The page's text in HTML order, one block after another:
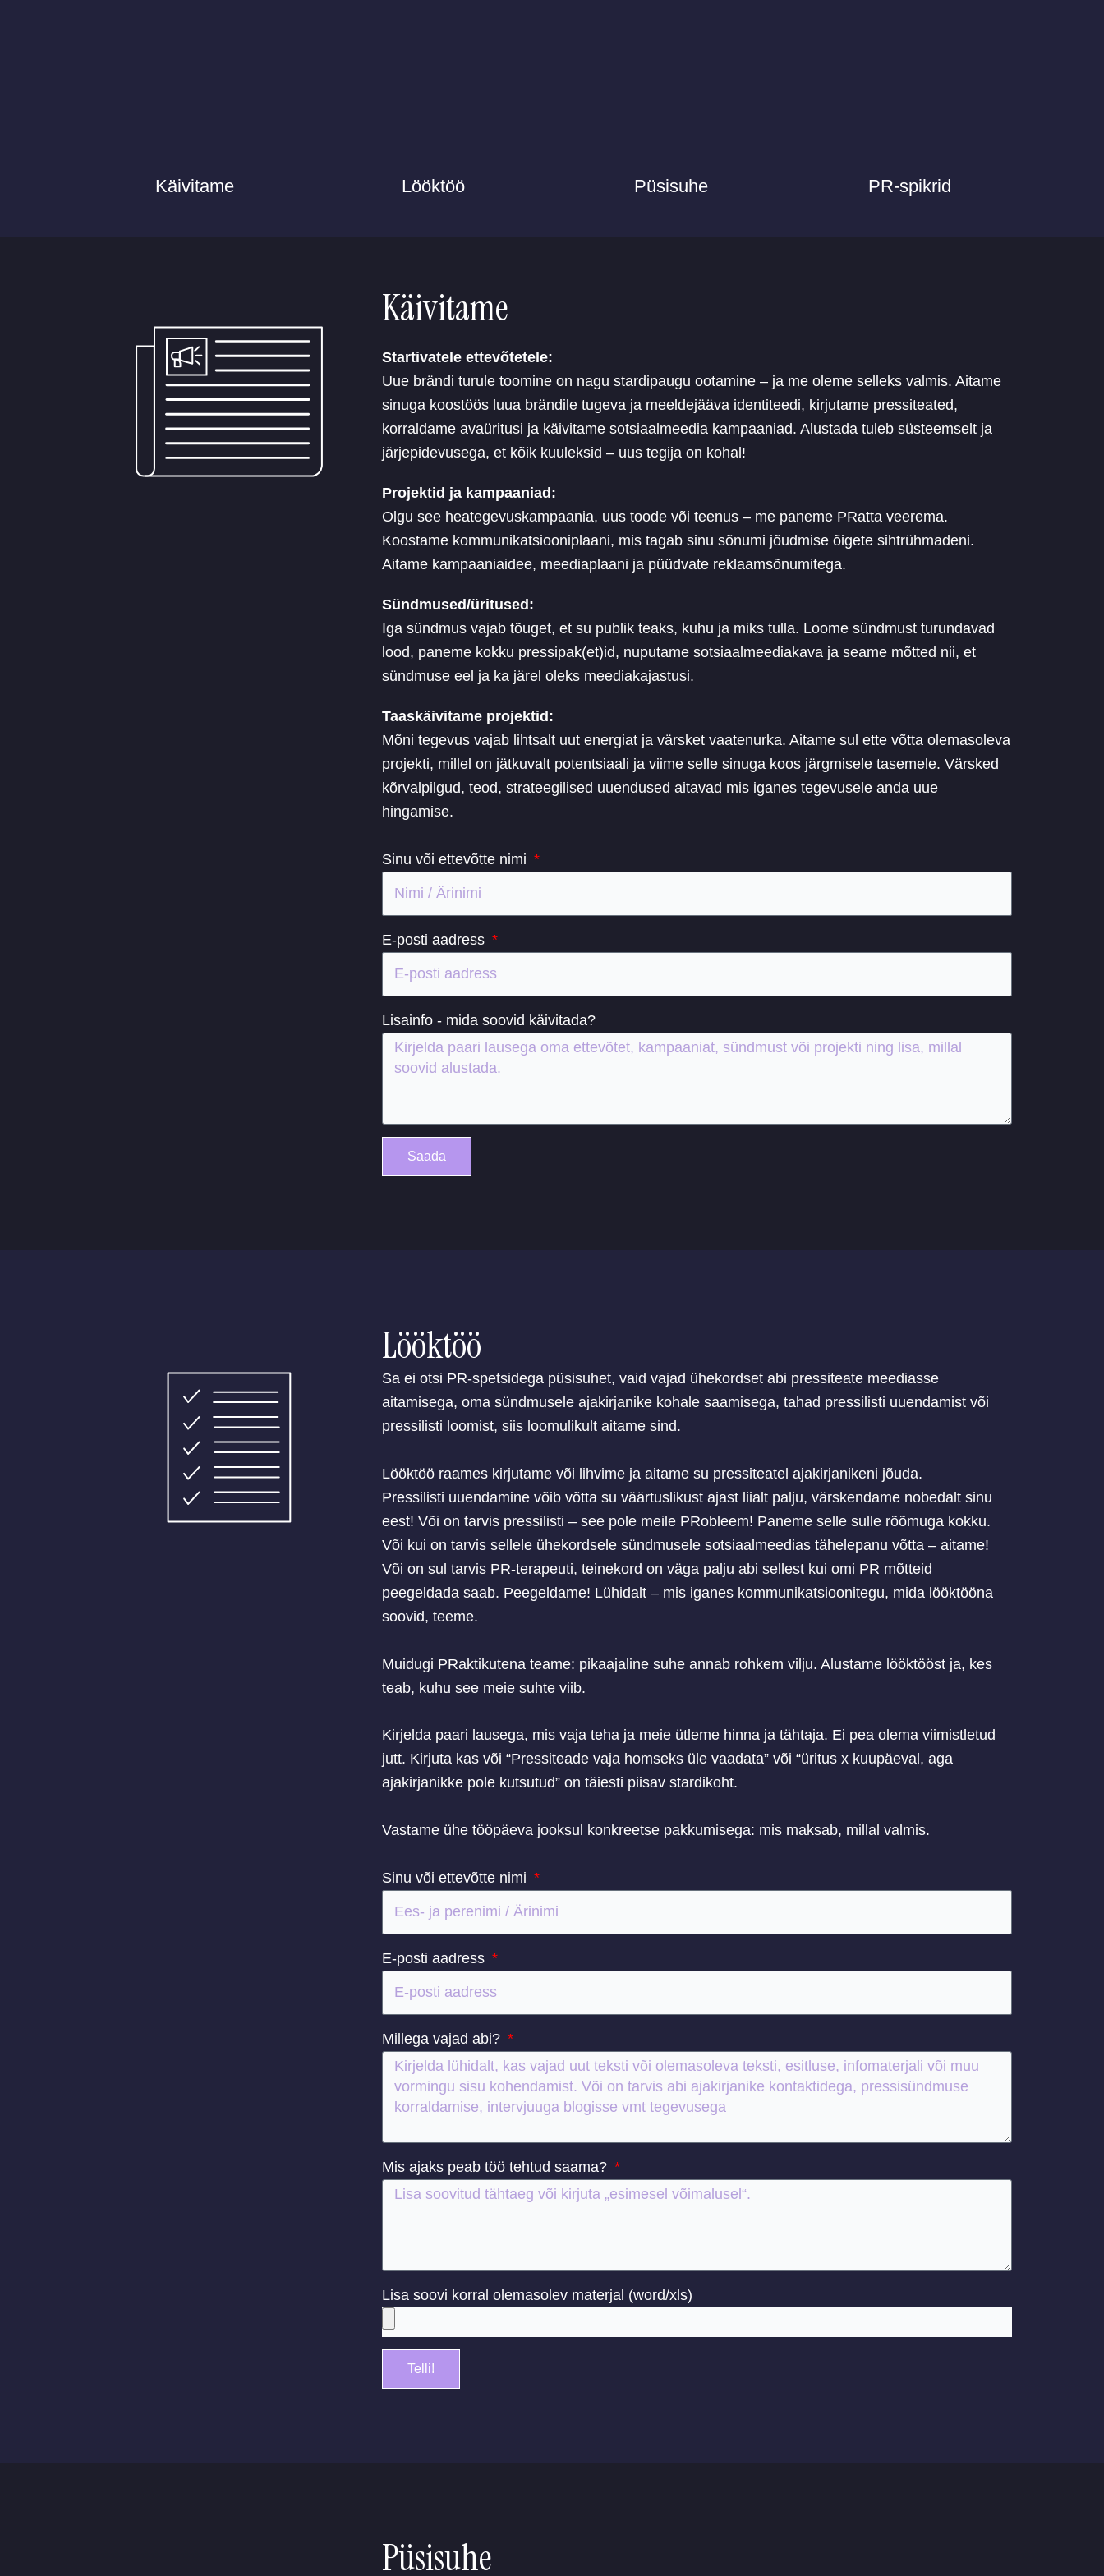
Käivitame Lööktöö Püsisuhe PR-spikrid
Käivitame
Startivatele ettevõtetele:
Uue brändi turule toomine on nagu stardipaugu ootamine – ja me oleme selleks valmis. Aitame
sinuga koostöös luua brändile tugeva ja meeldejääva identiteedi, kirjutame pressiteated,
korraldame avaüritusi ja käivitame sotsiaalmeedia kampaaniad. Alustada tuleb süsteemselt ja
järjepidevusega, et kõik kuuleksid – uus tegija on kohal!
Projektid ja kampaaniad:
Olgu see heategevuskampaania, uus toode või teenus – me paneme PRatta veerema.
Koostame kommunikatsiooniplaani, mis tagab sinu sõnumi jõudmise õigete sihtrühmadeni.
Aitame kampaaniaidee, meediaplaani ja püüdvate reklaamsõnumitega.
Sündmused/üritused:
Iga sündmus vajab tõuget, et su publik teaks, kuhu ja miks tulla. Loome sündmust turundavad
lood, paneme kokku pressipak(et)id, nuputame sotsiaalmeediakava ja seame mõtted nii, et
sündmuse eel ja ka järel oleks meediakajastusi.
Taaskäivitame projektid:
Mõni tegevus vajab lihtsalt uut energiat ja värsket vaatenurka. Aitame sul ette võtta olemasoleva
projekti, millel on jätkuvalt potentsiaali ja viime selle sinuga koos järgmisele tasemele. Värsked
kõrvalpilgud, teod, strateegilised uuendused aitavad mis iganes tegevusele anda uue
hingamise.
Sinu või ettevõtte nimi
E-posti aadress
Lisainfo - mida soovid käivitada?
Saada
Lööktöö
Sa ei otsi PR-spetsidega püsisuhet, vaid vajad ühekordset abi pressiteate meediasse
aitamisega, oma sündmusele ajakirjanike kohale saamisega, tahad pressilisti uuendamist või
pressilisti loomist, siis loomulikult aitame sind.
Lööktöö raames kirjutame või lihvime ja aitame su pressiteatel ajakirjanikeni jõuda.
Pressilisti uuendamine võib võtta su väärtuslikust ajast liialt palju, värskendame nobedalt sinu
eest! Või on tarvis pressilisti – see pole meile PRobleem! Paneme selle sulle rõõmuga kokku.
Või kui on tarvis sellele ühekordsele sündmusele sotsiaalmeedias tähelepanu võtta – aitame!
Või on sul tarvis PR-terapeuti, teinekord on väga palju abi sellest kui omi PR mõtteid
peegeldada saab. Peegeldame! Lühidalt – mis iganes kommunikatsioonitegu, mida lööktööna
soovid, teeme.
Muidugi PRaktikutena teame: pikaajaline suhe annab rohkem vilju. Alustame lööktööst ja, kes
teab, kuhu see meie suhte viib.
Kirjelda paari lausega, mis vaja teha ja meie ütleme hinna ja tähtaja. Ei pea olema viimistletud
jutt. Kirjuta kas või “Pressiteade vaja homseks üle vaadata” või “üritus x kuupäeval, aga
ajakirjanikke pole kutsutud” on täiesti piisav stardikoht.
Vastame ühe tööpäeva jooksul konkreetse pakkumisega: mis maksab, millal valmis.
Sinu või ettevõtte nimi
E-posti aadress
Millega vajad abi?
Mis ajaks peab töö tehtud saama?
Lisa soovi korral olemasolev materjal (word/xls)
Telli!
Püsisuhe